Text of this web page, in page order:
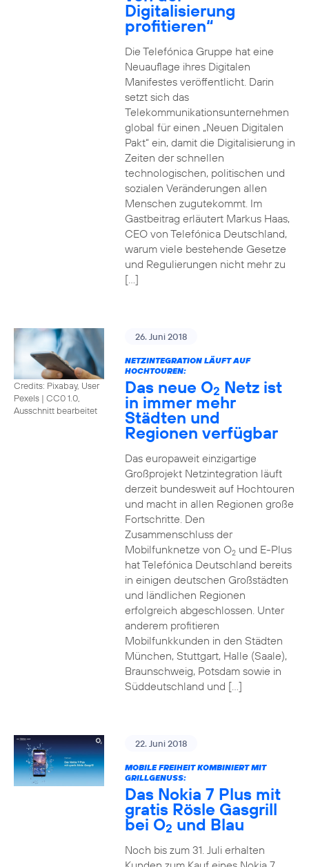
Digitalisierung
profitieren“
Die Telefónica Gruppe hat eine
Neuauflage ihres Digitalen
Manifestes veröffentlicht. Darin
setzt sich das
Telekommunikationsunternehmen
global für einen „Neuen Digitalen
Pakt“ ein, damit die Digitalisierung in
Zeiten der schnellen
technologischen, politischen und
sozialen Veränderungen allen
Menschen zugutekommt. Im
Gastbeitrag erläutert Markus Haas,
CEO von Telefónica Deutschland,
warum viele bestehende Gesetze
und Regulierungen nicht mehr zu
[…]
Credits: Pixabay, User
Pexels | CC0 1.0,
Ausschnitt bearbeitet
26. Juni 2018
NETZINTEGRATION LÄUFT AUF
HOCHTOUREN:
Das neue O2 Netz ist
in immer mehr
Städten und
Regionen verfügbar
Das europaweit einzigartige
Großprojekt Netzintegration läuft
derzeit bundesweit auf Hochtouren
und macht in allen Regionen große
Fortschritte. Den
Zusammenschluss der
Mobilfunknetze von O2und E-Plus
hat Telefónica Deutschland bereits
in einigen deutschen Großstädten
und ländlichen Regionen
erfolgreich abgeschlossen. Unter
anderem profitieren
Mobilfunkkunden in den Städten
München, Stuttgart, Halle (Saale),
Braunschweig, Potsdam sowie in
Süddeutschland und […]
22. Juni 2018
MOBILE FREIHEIT KOMBINIERT MIT
GRILLGENUSS:
Das Nokia 7 Plus mit
gratis Rösle Gasgrill
bei O2 und Blau
Noch bis zum 31. Juli erhalten